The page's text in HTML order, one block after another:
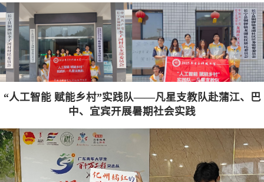
“人工智能 赋能乡村”实践队——凡星支教队赴蒲江、巴
中、宜宾开展暑期社会实践